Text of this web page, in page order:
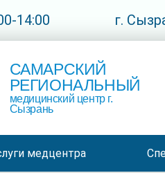
14:00 г.
САМАРСКИЙ
РЕГИОНАЛЬНЫЙ
медицинский центр г.
Сызрань
медцентра